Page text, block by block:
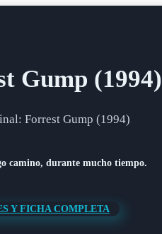
Gump (1994)
Forrest Gump (1994)
camino, durante mucho tiempo.
Y FICHA COMPLETA